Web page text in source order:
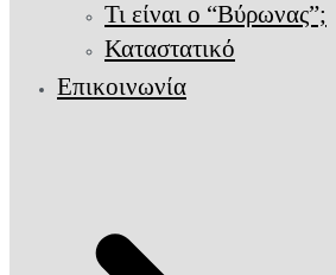
Τι είναι ο “Βύρωνας”;
Καταστατικό
Επικοινωνία